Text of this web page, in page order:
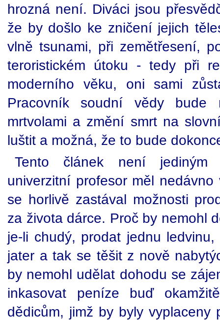
hrozná není. Diváci jsou
že by došlo ke zničení jejich
vlně tsunami, při zemětřesení,
teroristickém útoku - tedy při
moderního věku, oni sami
Pracovník soudní vědy bude
mrtvolami a změní smrt na
luštit a možná, že to bude
Tento článek není jediným
univerzitní profesor měl
se horlivě zastával možnosti
za života dárce. Proč by nemohl
je-li chudý, prodat jednu
jater a tak se těšit z nově
by nemohl udělat dohodu se
inkasovat peníze buď
dědicům, jimž by byly